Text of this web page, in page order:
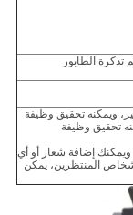
الطابور
ويمكنه تحقيق وظيفة
تحقيق وظيفة
ويمكنك إضافة شعار أو أي
المنتظرين، يمكن